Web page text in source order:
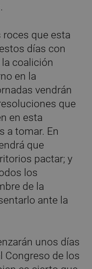
roces que esta
días con
coalición
en la
vendrán
que
en esta
a tomar. En
que
pactar; y
los
de la
ante la
unos días
Congreso de los